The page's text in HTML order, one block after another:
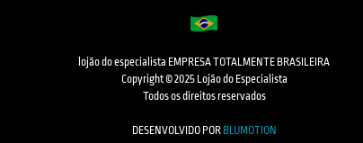
lojão do especialista EMPRESA TOTALMENTE BRASILEIRA
Copyright © 2025 Lojão do Especialista
Todos os direitos reservados
DESENVOLVIDO POR BLUMOTION